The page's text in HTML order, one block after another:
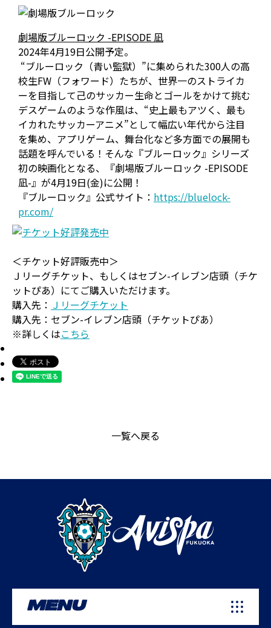
劇場版ブルーロック -EPISODE 凪
2024年4月19日公開予定。
“ブルーロック（青い監獄）”に集められた300人の高
校生FW（フォワード）たちが、世界一のストライカ
ーを目指して己のサッカー生命とゴールをかけて挑む
デスゲームのような作風は、“史上最もアツく、最も
イカれたサッカーアニメ”として幅広い年代から注目
を集め、アプリゲーム、舞台化など多方面での展開も
話題を呼んでいる！そんな『ブルーロック』シリーズ
初の映画化となる、『劇場版ブルーロック -EPISODE
凪-』が4月19日(金)に公開！
『ブルーロック』公式サイト： https://bluelock-
pr.com/
＜チケット好評販売中＞
Ｊリーグチケット、もしくはセブン-イレブン店頭（チケ
ットぴあ）にてご購入いただけます。
購入先： Ｊリーグチケット
購入先：セブン-イレブン店頭（チケットぴあ）
※詳しくはこちら
一覧へ戻る
MENU